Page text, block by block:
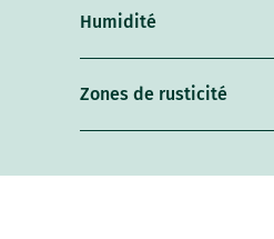
Humidité
Zones de rusticité